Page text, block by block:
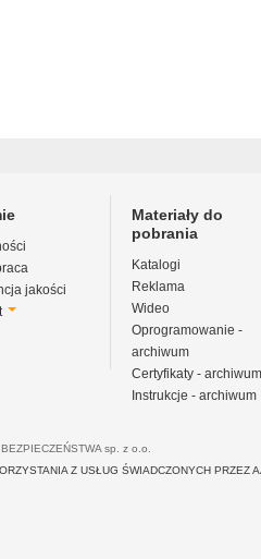
jakości
Materiały do
pobrania
Katalogi
Reklama
Wideo
Oprogramowanie -
archiwum
Certyfikaty - archiwum
Instrukcje - archiwum
sp. z o.o.
Z USŁUG ŚWIADCZONYCH PRZEZ